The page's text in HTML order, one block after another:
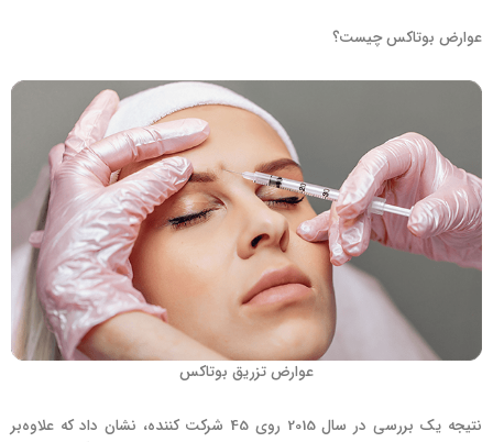
عوارض بوتاکس چیست؟
عوارض تزریق بوتاکس
نتیجه یک بررسی در سال 2015 روی 45 شرکت ‌کننده، نشان داد که علاوه‌بر